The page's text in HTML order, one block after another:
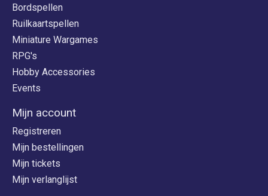
Bordspellen
Ruilkaartspellen
Miniature Wargames
RPG's
Hobby Accessories
Events
Mijn account
Registreren
Mijn bestellingen
Mijn tickets
Mijn verlanglijst